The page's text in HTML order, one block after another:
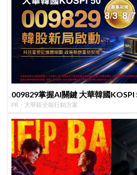
009829掌握AI關鍵 大華韓國
PR・大華銀全能行銷方案